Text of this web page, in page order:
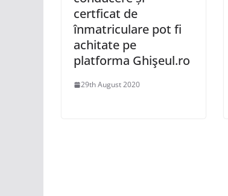
certficat de
înmatriculare pot fi
achitate pe
platforma Ghişeul.ro
29th August 2020